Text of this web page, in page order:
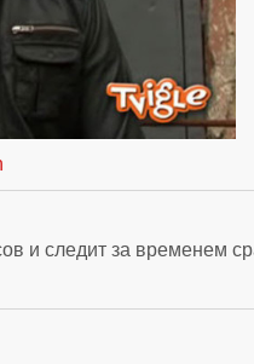
и следит за временем